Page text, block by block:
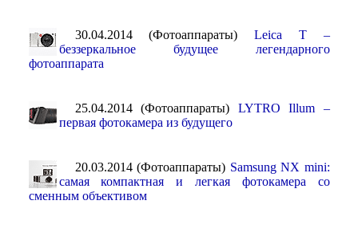
30.04.2014 (Фотоаппараты) Leica T –
беззеркальное будущее легендарного
фотоаппарата
25.04.2014 (Фотоаппараты) LYTRO Illum –
первая фотокамера из будущего
20.03.2014 (Фотоаппараты) Samsung NX mini:
самая компактная и легкая фотокамера со
сменным объективом